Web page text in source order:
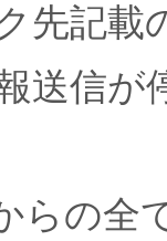
先記載
送信
らの全